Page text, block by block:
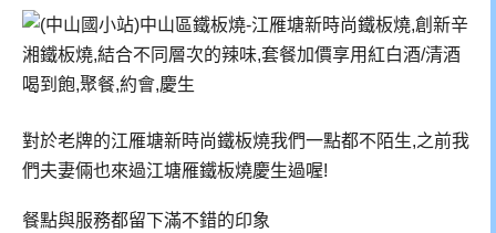
對於老牌的江雁塘新時尚鐵板燒我們一點都不陌生,之前我
們夫妻倆也來過江塘雁鐵板燒慶生過喔!
餐點與服務都留下滿不錯的印象